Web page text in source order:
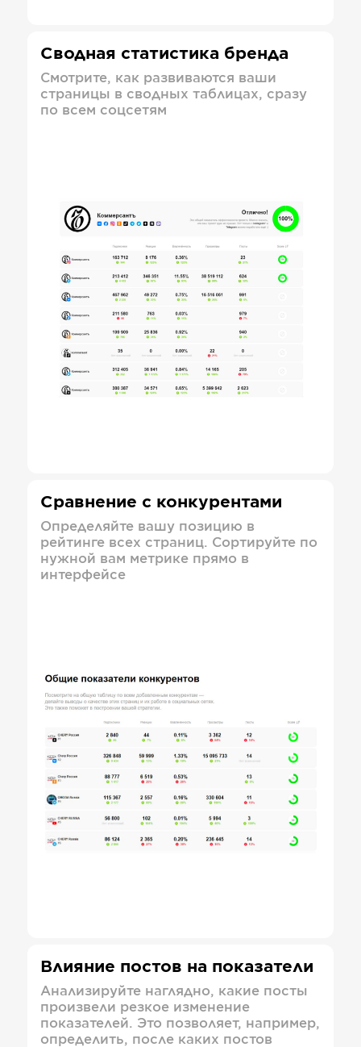
Сводная статистика бренда
Смотрите, как развиваются ваши
страницы в сводных таблицах, сразу
по всем соцсетям
Сравнение с конкурентами
Определяйте вашу позицию в
рейтинге всех страниц. Сортируйте по
нужной вам метрике прямо в
интерфейсе
Влияние постов на показатели
Анализируйте наглядно, какие посты
произвели резкое изменение
показателей. Это позволяет, например,
определить, после каких постов